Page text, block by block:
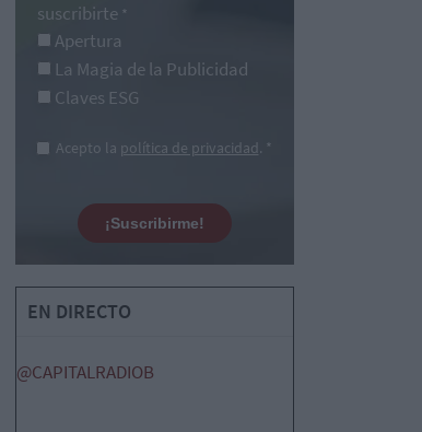
suscribirte *
Apertura
La Magia de la Publicidad
Claves ESG
Acepto la política de privacidad. *
¡Suscribirme!
EN DIRECTO
@CAPITALRADIOB